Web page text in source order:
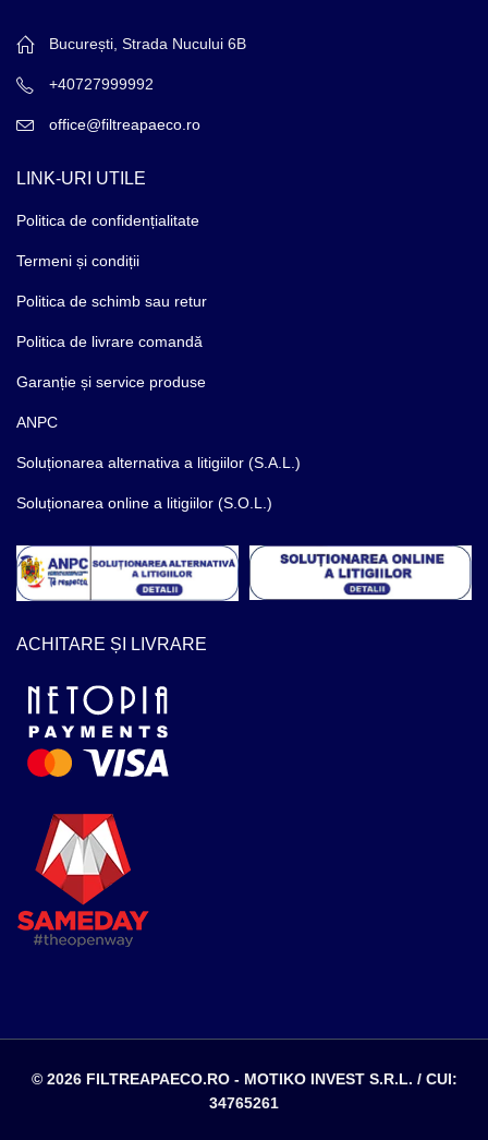
București, Strada Nucului 6B
+40727999992
office@filtreapaeco.ro
LINK-URI UTILE
Politica de confidențialitate
Termeni și condiții
Politica de schimb sau retur
Politica de livrare comandă
Garanție și service produse
ANPC
Soluționarea alternativa a litigiilor (S.A.L.)
Soluționarea online a litigiilor (S.O.L.)
ACHITARE ȘI LIVRARE
© 2026 FILTREAPAECO.RO - MOTIKO INVEST S.R.L. / CUI:
34765261